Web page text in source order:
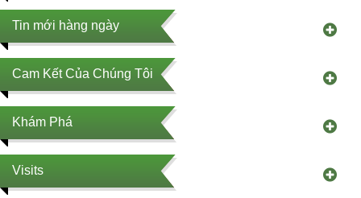
Tin mới hàng ngày
Cam Kết Của Chúng Tôi
Khám Phá
Visits